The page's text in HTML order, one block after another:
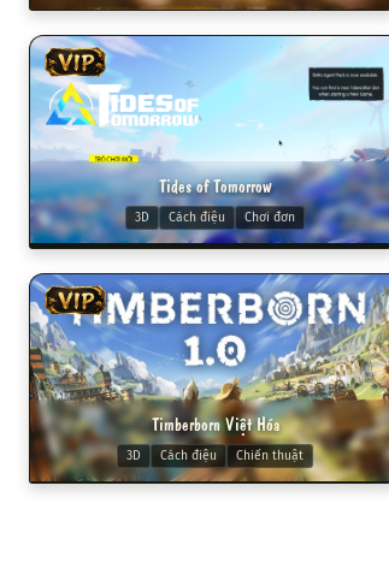
VIP
Tides of Tomorrow
3D Cách điệu Chơi đơn
VIP
Timberborn Việt Hóa
3D Cách điệu Chiến thuật